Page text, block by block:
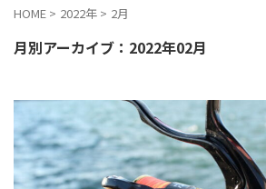
HOME > 2022年 > 2月
月別アーカイブ：2022年02月